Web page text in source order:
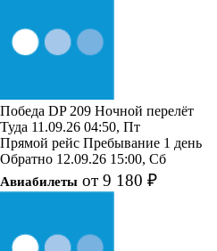
Победа DP 209 Ночной перелёт
Туда 11.09.26 04:50, Пт
Прямой рейс Пребывание 1 день
Обратно 12.09.26 15:00, Сб
Авиабилеты от 9 180 ₽